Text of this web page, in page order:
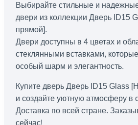
Выбирайте стильные и
двери из коллекции Дверь ID15
прямой].
Двери доступны в 4 цветах и
стеклянными вставками,
особый шарм и элегантность.
Купите дверь Дверь ID15 Glass
и создайте уютную атмосферу в
Доставка по всей стране.
сейчас!